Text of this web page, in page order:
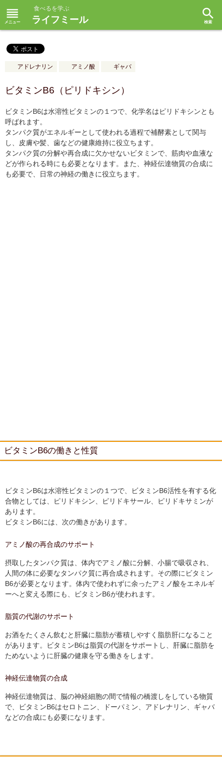
reorder 食べるを学ぶ
ライフミール search
アドレナリン アミノ酸 ギャバ
ビタミンB6（ピリドキシン）
ビタミンB6は水溶性ビタミンの１つで、化学名はピリドキシンとも
呼ばれます。
タンパク質がエネルギーとして使われる過程で補酵素として関与
し、皮膚や髪、歯などの健康維持に役立ちます。
タンパク質の分解や再合成に欠かせないビタミンで、筋肉や血液な
どが作られる時にも必要となります。また、神経伝達物質の合成に
も必要で、日常の神経の働きに役立ちます。
ビタミンB6の働きと性質
ビタミンB6は水溶性ビタミンの１つで、ビタミンB6活性を有する化
合物としては、ピリドキシン、ピリドキサール、ピリドキサミンが
あります。
ビタミンB6には、次の働きがあります。
アミノ酸の再合成のサポート
摂取したタンパク質は、体内でアミノ酸に分解、小腸で吸収され、
人間の体に必要なタンパク質に再合成されます。その際にビタミン
B6が必要となります。体内で使われずに余ったアミノ酸をエネルギ
ーへと変える際にも、ビタミンB6が使われます。
脂質の代謝のサポート
お酒をたくさん飲むと肝臓に脂肪が蓄積しやすく脂肪肝になること
があります。ビタミンB6は脂質の代謝をサポートし、肝臓に脂肪を
ためないように肝臓の健康を守る働きをします。
神経伝達物質の合成
神経伝達物質は、脳の神経細胞の間で情報の橋渡しをしている物質
で、ビタミンB6はセロトニン、ドーパミン、アドレナリン、ギャバ
などの合成にも必要になります。